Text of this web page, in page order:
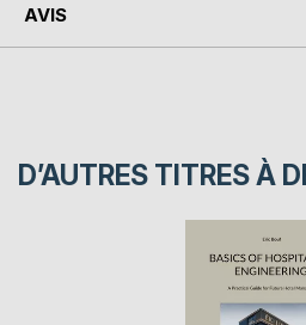
AVIS
D’AUTRES TITRES À